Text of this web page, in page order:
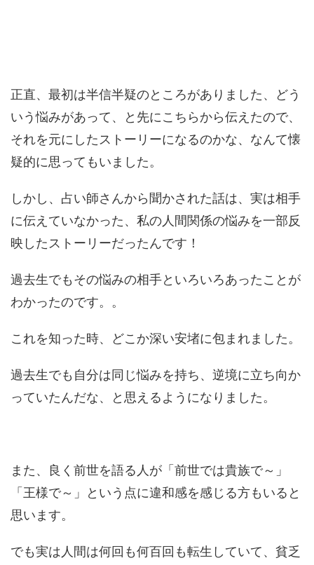
正直、最初は半信半疑のところがありました、どう
いう悩みがあって、と先にこちらから伝えたので、
それを元にしたストーリーになるのかな、なんて懐
疑的に思ってもいました。
しかし、占い師さんから聞かされた話は、実は相手
に伝えていなかった、私の人間関係の悩みを一部反
映したストーリーだったんです！
過去生でもその悩みの相手といろいろあったことが
わかったのです。。
これを知った時、どこか深い安堵に包まれました。
過去生でも自分は同じ悩みを持ち、逆境に立ち向か
っていたんだな、と思えるようになりました。
また、良く前世を語る人が「前世では貴族で～」
「王様で～」という点に違和感を感じる方もいると
思います。
でも実は人間は何回も何百回も転生していて、貧乏